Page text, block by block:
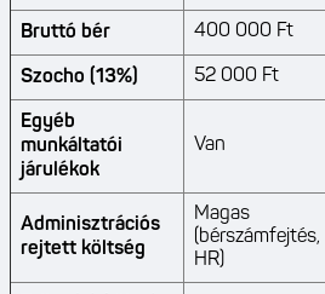
Bruttó bér 400 000 Ft
Szocho (13%) 52 000 Ft
Egyéb
munkáltatói
járulékok
Van
Adminisztrációs
rejtett költség
Magas
(bérszámfejtés,
HR)